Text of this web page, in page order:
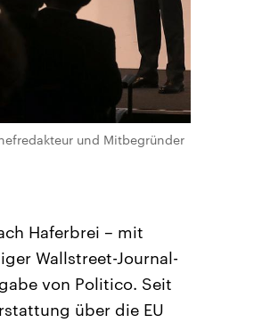
und Mitbegründer
Haferbrei – mit
Wallstreet-Journal-
von Politico. Seit
über die EU